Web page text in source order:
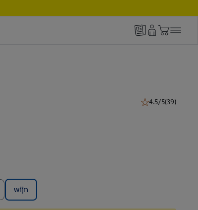
4.5/5(39)
wijn